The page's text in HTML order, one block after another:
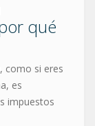
qué
como si eres
es
impuestos